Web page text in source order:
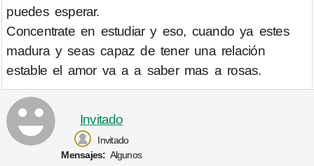
puedes esperar.
Concentrate en estudiar y eso, cuando ya estes
madura y seas capaz de tener una relación
estable el amor va a a saber mas a rosas.
Invitado
Invitado
Mensajes: Algunos